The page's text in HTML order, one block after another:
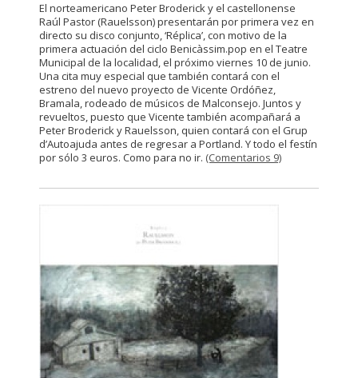
El norteamericano Peter Broderick y el castellonense
Raúl Pastor (Rauelsson) presentarán por primera vez en
directo su disco conjunto, ‘Réplica’, con motivo de la
primera actuación del ciclo Benicàssim.pop en el Teatre
Municipal de la localidad, el próximo viernes 10 de junio.
Una cita muy especial que también contará con el
estreno del nuevo proyecto de Vicente Ordóñez,
Bramala, rodeado de músicos de Malconsejo. Juntos y
revueltos, puesto que Vicente también acompañará a
Peter Broderick y Rauelsson, quien contará con el Grup
d’Autoajuda antes de regresar a Portland. Y todo el festín
por sólo 3 euros. Como para no ir. (Comentarios 9)